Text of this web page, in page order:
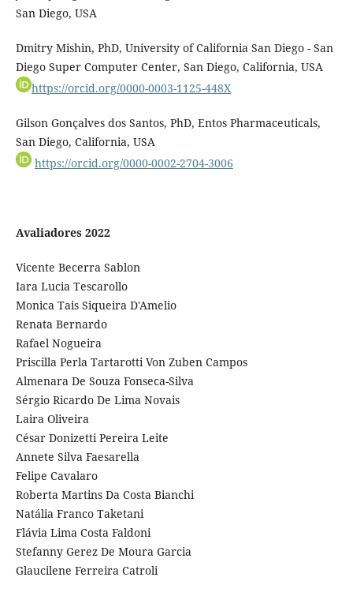
San Diego, USA
Dmitry Mishin, PhD, University of California San Diego - San
Diego Super Computer Center, San Diego, California, USA
https://orcid.org/0000-0003-1125-448X
Gilson Gonçalves dos Santos, PhD, Entos Pharmaceuticals,
San Diego, California, USA
https://orcid.org/0000-0002-2704-3006
Avaliadores 2022
Vicente Becerra Sablon
Iara Lucia Tescarollo
Monica Tais Siqueira D'Amelio
Renata Bernardo
Rafael Nogueira
Priscilla Perla Tartarotti Von Zuben Campos
Almenara De Souza Fonseca-Silva
Sérgio Ricardo De Lima Novais
Laira Oliveira
César Donizetti Pereira Leite
Annete Silva Faesarella
Felipe Cavalaro
Roberta Martins Da Costa Bianchi
Natália Franco Taketani
Flávia Lima Costa Faldoni
Stefanny Gerez De Moura Garcia
Glaucilene Ferreira Catroli